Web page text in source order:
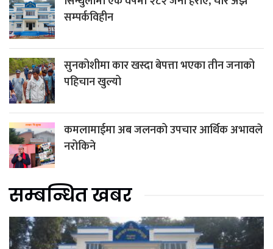
सम्पर्कविहीन
सुनकोशीमा कार खस्दा बेपत्ता भएका तीन जनाको
पहिचान खुल्यो
कमलामाईमा अब जलनको उपचार आर्थिक अभावले
नरोकिने
सम्बन्धित खबर